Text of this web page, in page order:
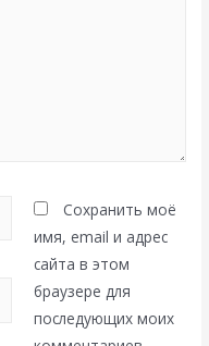
Сохранить моё
имя, email и адрес
сайта в этом
браузере для
последующих моих